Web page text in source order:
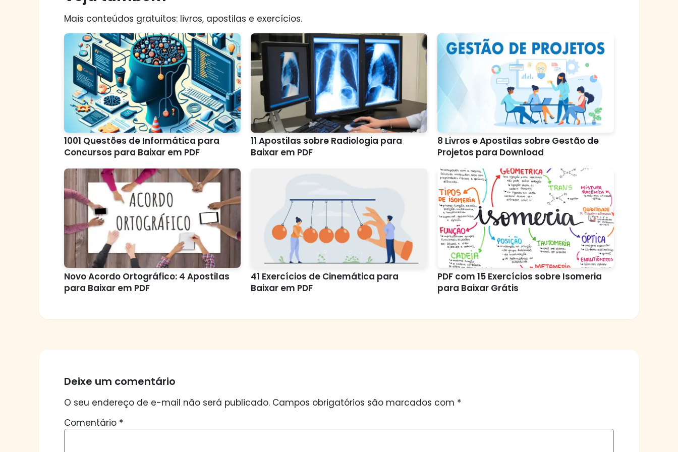
Mais conteúdos gratuitos: livros, apostilas e exercícios.
1001 Questões de Informática para
Concursos para Baixar em PDF
11 Apostilas sobre Radiologia para
Baixar em PDF
8 Livros e Apostilas sobre Gestão de
Projetos para Download
Novo Acordo Ortográfico: 4 Apostilas
para Baixar em PDF
41 Exercícios de Cinemática para
Baixar em PDF
PDF com 15 Exercícios sobre Isomeria
para Baixar Grátis
Deixe um comentário
O seu endereço de e-mail não será publicado. Campos obrigatórios são marcados com *
Comentário *